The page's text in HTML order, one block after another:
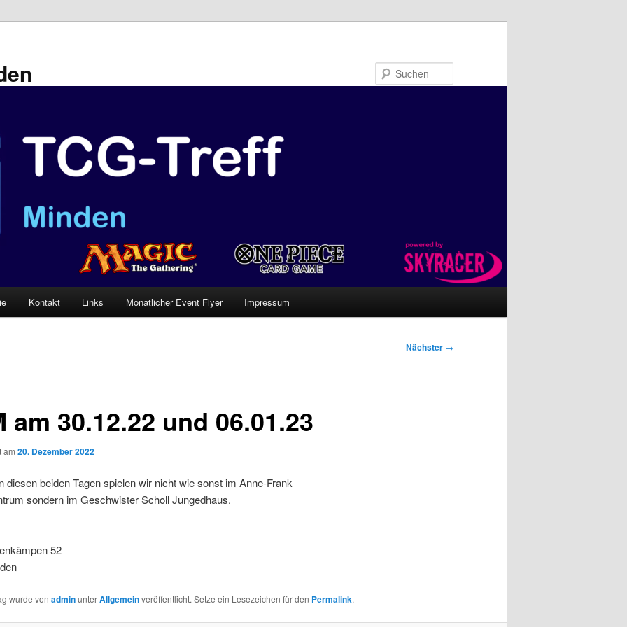
Kontakt Links Monatlicher Event Flyer Impressum
Nächster →
am 30.12.22 und 06.01.23
am 20. Dezember 2022
diesen beiden Tagen spielen wir nicht wie sonst im Anne-Frank
sondern im Geschwister Scholl Jungedhaus.
52
wurde von adminunterAllgemeinveröffentlicht. Setze ein Lesezeichen für den Permalink.